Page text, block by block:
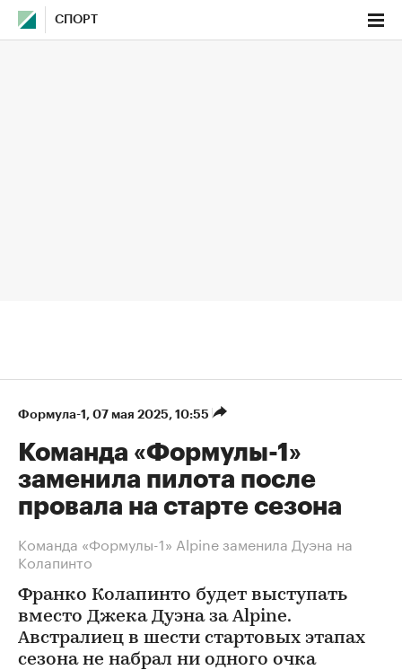
СПОРТ
Формула-1 ⁠, 07 мая 2025, 10:55
Команда «Формулы-1»
заменила пилота после
провала на старте сезона
Команда «Формулы-1» Alpine заменила Дуэна на
Колапинто
Франко Колапинто будет выступать
вместо Джека Дуэна за Alpine.
Австралиец в шести стартовых этапах
сезона не набрал ни одного очка